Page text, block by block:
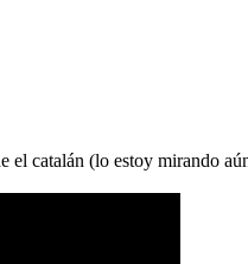
el catalán (lo estoy mirando